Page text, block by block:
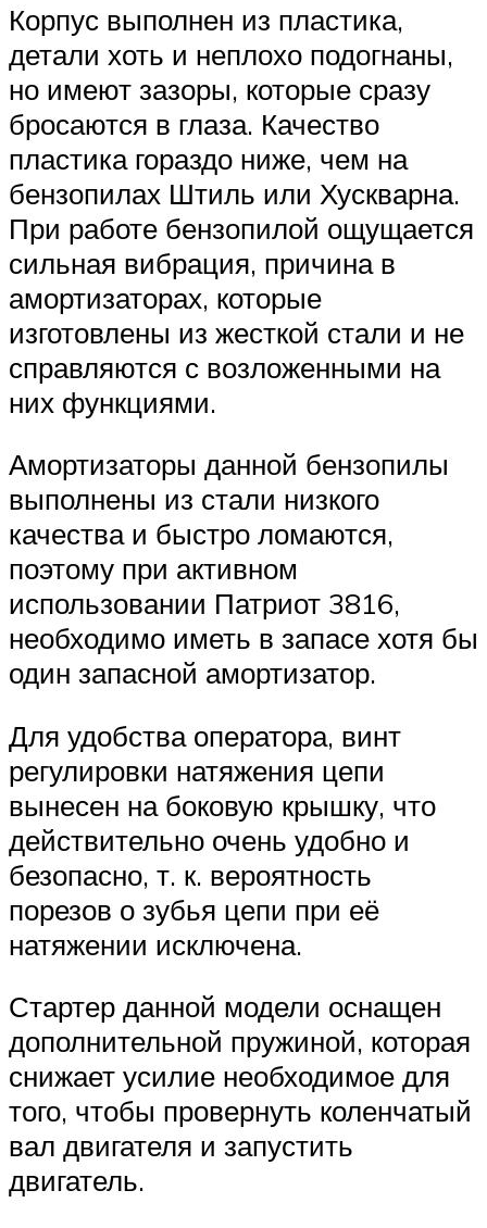
Корпус выполнен из пластика,
детали хоть и неплохо подогнаны,
но имеют зазоры, которые сразу
бросаются в глаза. Качество
пластика гораздо ниже, чем на
бензопилах Штиль или Хускварна.
При работе бензопилой ощущается
сильная вибрация, причина в
амортизаторах, которые
изготовлены из жесткой стали и не
справляются с возложенными на
них функциями.
Амортизаторы данной бензопилы
выполнены из стали низкого
качества и быстро ломаются,
поэтому при активном
использовании Патриот 3816,
необходимо иметь в запасе хотя бы
один запасной амортизатор.
Для удобства оператора, винт
регулировки натяжения цепи
вынесен на боковую крышку, что
действительно очень удобно и
безопасно, т. к. вероятность
порезов о зубья цепи при её
натяжении исключена.
Стартер данной модели оснащен
дополнительной пружиной, которая
снижает усилие необходимое для
того, чтобы провернуть коленчатый
вал двигателя и запустить
двигатель.